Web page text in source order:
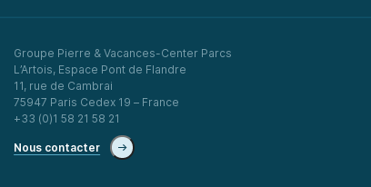
Groupe Pierre & Vacances-Center Parcs
L’Artois, Espace Pont de Flandre
11, rue de Cambrai
75947 Paris Cedex 19 – France
+33 (0)1 58 21 58 21
Nous contacter